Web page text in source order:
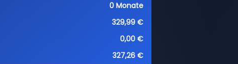
0 Monate
329,99 €
0,00 €
327,26 €